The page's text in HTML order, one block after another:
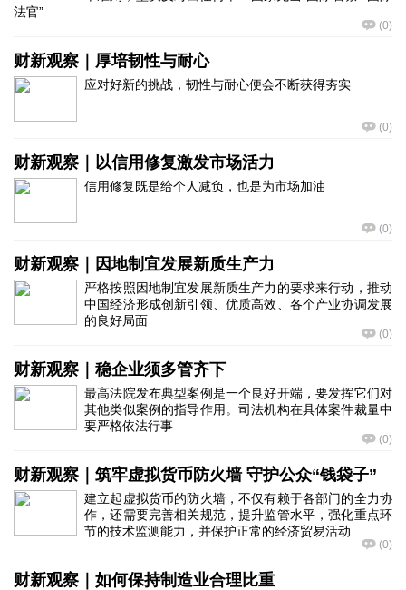
法官”
(0)
财新观察｜厚培韧性与耐心
应对好新的挑战，韧性与耐心便会不断获得夯实
(0)
财新观察｜以信用修复激发市场活力
信用修复既是给个人减负，也是为市场加油
(0)
财新观察｜因地制宜发展新质生产力
严格按照因地制宜发展新质生产力的要求来行动，推动
中国经济形成创新引领、优质高效、各个产业协调发展
的良好局面
(0)
财新观察｜稳企业须多管齐下
最高法院发布典型案例是一个良好开端，要发挥它们对
其他类似案例的指导作用。司法机构在具体案件裁量中
要严格依法行事
(0)
财新观察｜筑牢虚拟货币防火墙 守护公众“钱袋子”
建立起虚拟货币的防火墙，不仅有赖于各部门的全力协
作，还需要完善相关规范，提升监管水平，强化重点环
节的技术监测能力，并保护正常的经济贸易活动
(0)
财新观察｜如何保持制造业合理比重